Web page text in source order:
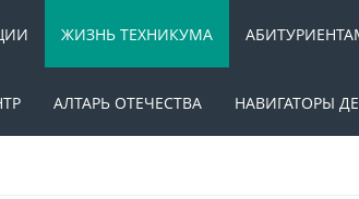
ЖИЗНЬ ТЕХНИКУМА
АЛТАРЬ ОТЕЧЕСТВА НАВИГАТОРЫ